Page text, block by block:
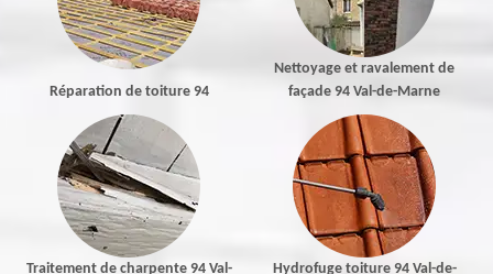
Réparation de toiture 94
Nettoyage et ravalement de
façade 94 Val-de-Marne
Traitement de charpente 94 Val-
Hydrofuge toiture 94 Val-de-